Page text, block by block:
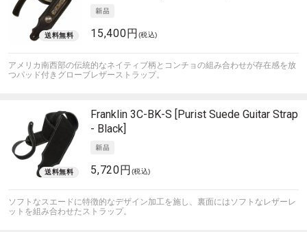
15,400円 (税込)
アメリカ南西部の伝統的なネイティブ柄とコンチョの組み合わせが存在感を放
つパッド付きグローブレザーストラップ。
Franklin 3C-BK-S [Purist Suede Guitar Strap
- Black]
5,720円 (税込)
ソフトなスエードに特徴的なデザイン加工を施し、裏面にはソフトなレザーレ
ットを組み合わせたストラップ。